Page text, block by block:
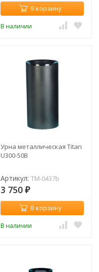
В корзину
В наличии
Урна металлическая Titan
U300-50B
Артикул: TM-0437b
3 750 ₽
В корзину
В наличии